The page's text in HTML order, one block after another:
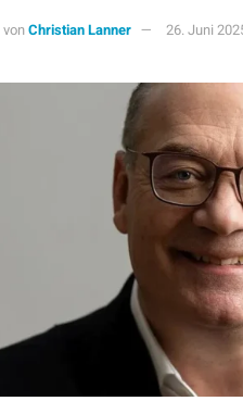
vonChristian Lanner 26. Juni